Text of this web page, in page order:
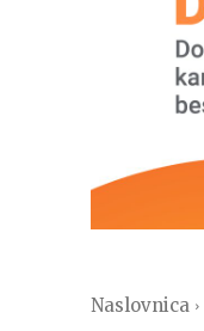
Naslovnica